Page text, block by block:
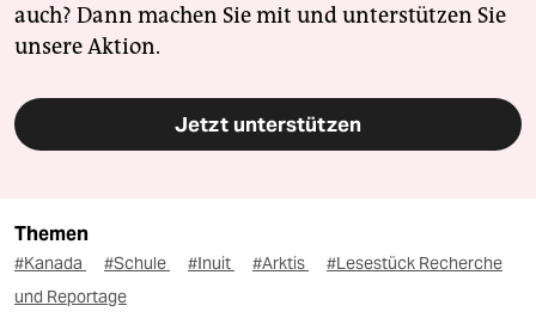
auch? Dann machen Sie mit und unterstützen Sie
unsere Aktion.
Jetzt unterstützen
Themen
#Kanada #Schule #Inuit #Arktis
#Lesestück Recherche
und Reportage